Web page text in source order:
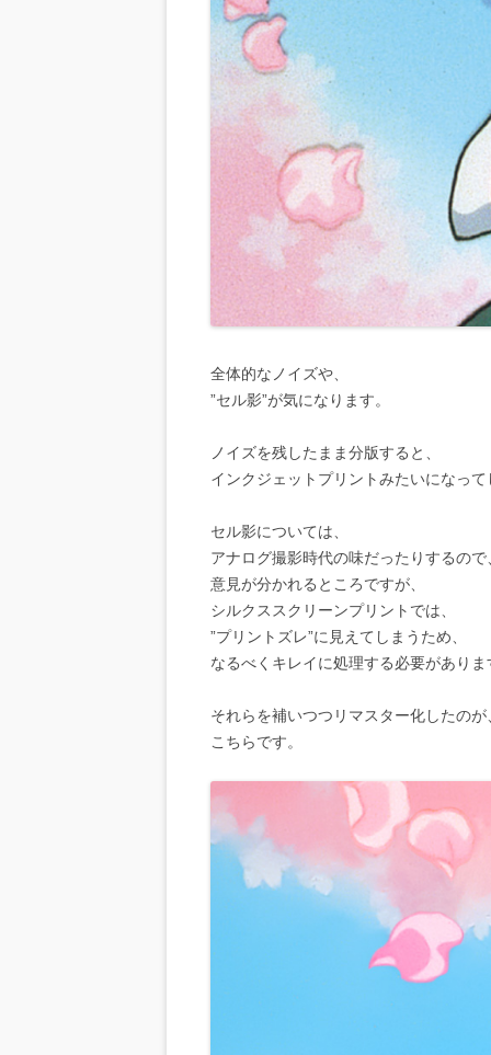
全体的なノイズや、
”セル影”が気になります。
ノイズを残したまま分版すると、
インクジェットプリントみたいになっ
セル影については、
アナログ撮影時代の味だったりするので
意見が分かれるところですが、
シルクススクリーンプリントでは、
”プリントズレ”に見えてしまうため、
なるべくキレイに処理する必要がありま
それらを補いつつリマスター化したのが
こちらです。